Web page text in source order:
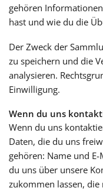
gehören
hast und wie du die
Der Zweck der
zu speichern und die
analysieren.
Einwilligung.
Wenn du uns
Wenn du uns
Daten, die du uns
gehören: Name und
du uns über unsere
zukommen lassen,